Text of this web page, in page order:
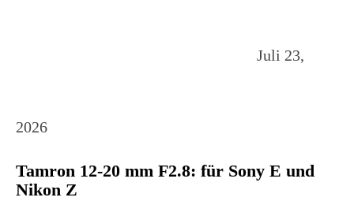
Juli 23,
2026
Tamron 12-20 mm F2.8: für Sony E und
Nikon Z